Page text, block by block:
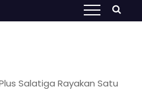
Salatiga Rayakan Satu